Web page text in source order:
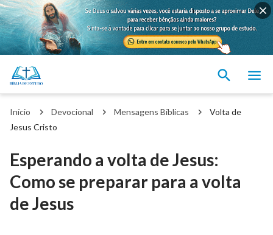
Início Devocional Mensagens Bíblicas
Volta de
Jesus Cristo
Esperando a volta de Jesus:
Como se preparar para a volta
de Jesus